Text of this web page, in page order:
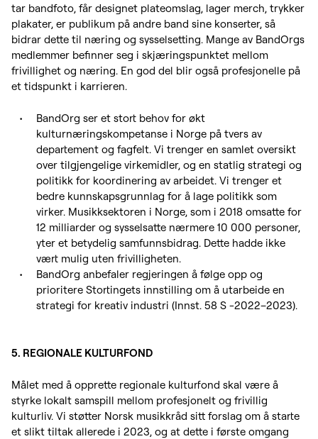
tar bandfoto, får designet plateomslag, lager merch, trykker
plakater, er publikum på andre band sine konserter, så
bidrar dette til næring og sysselsetting. Mange av BandOrgs
medlemmer befinner seg i skjæringspunktet mellom
frivillighet og næring. En god del blir også profesjonelle på
et tidspunkt i karrieren.
BandOrg ser et stort behov for økt
kulturnæringskompetanse i Norge på tvers av
departement og fagfelt. Vi trenger en samlet oversikt
over tilgjengelige virkemidler, og en statlig strategi og
politikk for koordinering av arbeidet. Vi trenger et
bedre kunnskapsgrunnlag for å lage politikk som
virker. Musikksektoren i Norge, som i 2018 omsatte for
12 milliarder og sysselsatte nærmere 10 000 personer,
yter et betydelig samfunnsbidrag. Dette hadde ikke
vært mulig uten frivilligheten.
BandOrg anbefaler regjeringen å følge opp og
prioritere Stortingets innstilling om å utarbeide en
strategi for kreativ industri (Innst. 58 S -2022–2023).
5. REGIONALE KULTURFOND
Målet med å opprette regionale kulturfond skal være å
styrke lokalt samspill mellom profesjonelt og frivillig
kulturliv. Vi støtter Norsk musikkråd sitt forslag om å starte
et slikt tiltak allerede i 2023, og at dette i første omgang